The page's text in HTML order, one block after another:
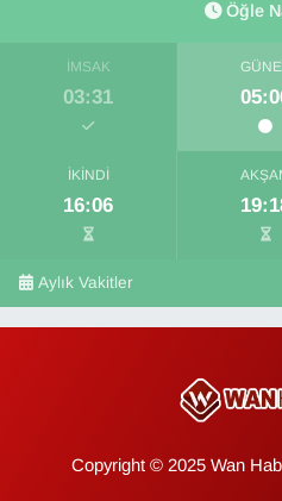
Öğle
İMSAK
03:31
İKINDI
16:06
Aylık Vakitler
Copyright © 2025 Wan